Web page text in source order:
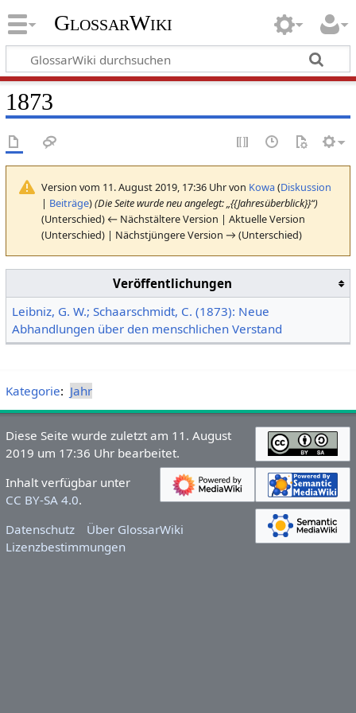
GlossarWiki
1873
Version vom 11. August 2019, 17:36 Uhr von Kowa(Diskussion
| Beiträge)(Die Seite wurde neu angelegt: „{{Jahresüberblick}}“)
(Unterschied) ← Nächstältere Version | Aktuelle Version
(Unterschied) | Nächstjüngere Version → (Unterschied)
Veröffentlichungen
Leibniz, G. W.; Schaarschmidt, C. (1873): Neue
Abhandlungen über den menschlichen Verstand
Kategorie: Jahr
Diese Seite wurde zuletzt am 11. August
2019 um 17:36 Uhr bearbeitet.
Inhalt verfügbar unter
CC BY-SA 4.0.
Datenschutz
Über GlossarWiki
Lizenzbestimmungen